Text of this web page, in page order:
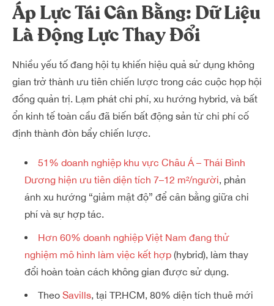
Áp Lực Tái Cân Bằng: Dữ Liệu
Là Động Lực Thay Đổi
Nhiều yếu tố đang hội tụ khiến hiệu quả sử dụng không
gian trở thành ưu tiên chiến lược trong các cuộc họp hội
đồng quản trị. Lạm phát chi phí, xu hướng hybrid, và bất
ổn kinh tế toàn cầu đã biến bất động sản từ chi phí cố
định thành đòn bẩy chiến lược.
51% doanh nghiệp khu vực Châu Á – Thái Bình
Dương hiện ưu tiên diện tích 7–12 m²/người, phản
ánh xu hướng “giảm mật độ” để cân bằng giữa chi
phí và sự hợp tác.
Hơn 60% doanh nghiệp Việt Nam đang thử
nghiệm mô hình làm việc kết hợp (hybrid), làm thay
đổi hoàn toàn cách không gian được sử dụng.
Theo Savills, tại TP.HCM, 80% diện tích thuê mới